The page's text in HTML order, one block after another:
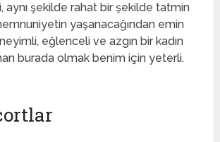
aynı şekilde rahat bir şekilde tatmin
yaşanacağından emin
eğlenceli ve azgın bir kadın
burada olmak benim için yeterli.